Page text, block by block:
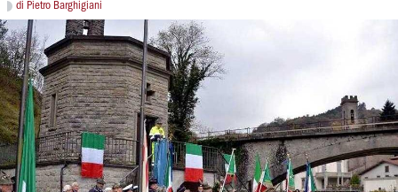
di Pietro Barghigiani